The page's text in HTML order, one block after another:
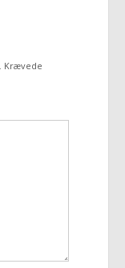
Krævede